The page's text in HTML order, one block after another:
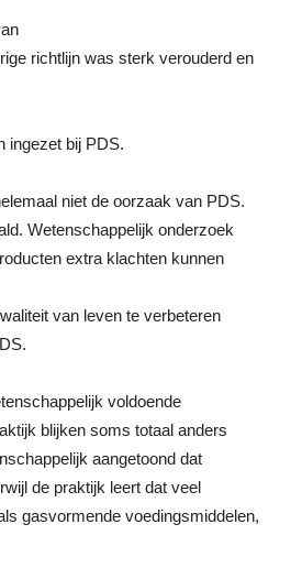
richtlijn was sterk verouderd en
ingezet bij PDS.
niet de oorzaak van PDS.
Wetenschappelijk onderzoek
extra klachten kunnen
van leven te verbeteren
voldoende
blijken soms totaal anders
aangetoond dat
de praktijk leert dat veel
gasvormende voedingsmiddelen,